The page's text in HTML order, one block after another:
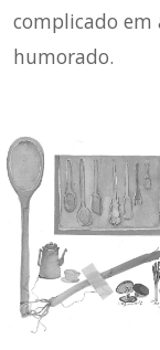
complicado em
humorado.